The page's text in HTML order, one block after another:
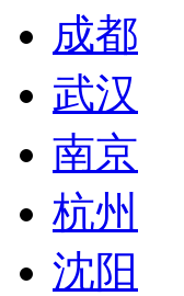
成都
武汉
南京
杭州
沈阳